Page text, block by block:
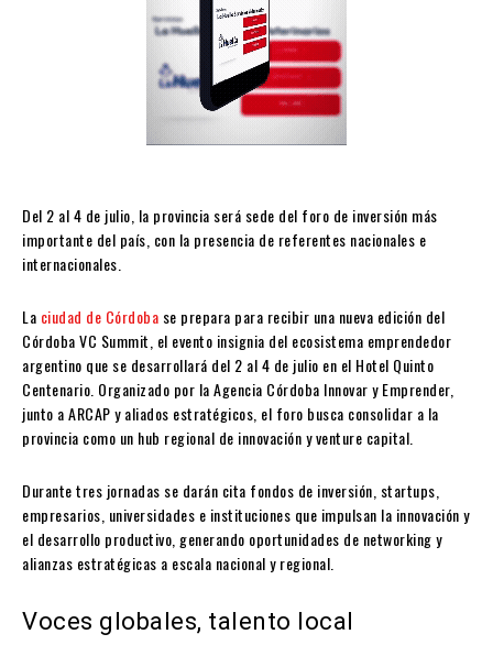
Del 2 al 4 de julio, la provincia será sede del foro de inversión más
importante del país, con la presencia de referentes nacionales e
internacionales.
La ciudad de Córdoba se prepara para recibir una nueva edición del
Córdoba VC Summit, el evento insignia del ecosistema emprendedor
argentino que se desarrollará del 2 al 4 de julio en el Hotel Quinto
Centenario. Organizado por la Agencia Córdoba Innovar y Emprender,
junto a ARCAP y aliados estratégicos, el foro busca consolidar a la
provincia como un hub regional de innovación y venture capital.
Durante tres jornadas se darán cita fondos de inversión, startups,
empresarios, universidades e instituciones que impulsan la innovación y
el desarrollo productivo, generando oportunidades de networking y
alianzas estratégicas a escala nacional y regional.
Voces globales, talento local